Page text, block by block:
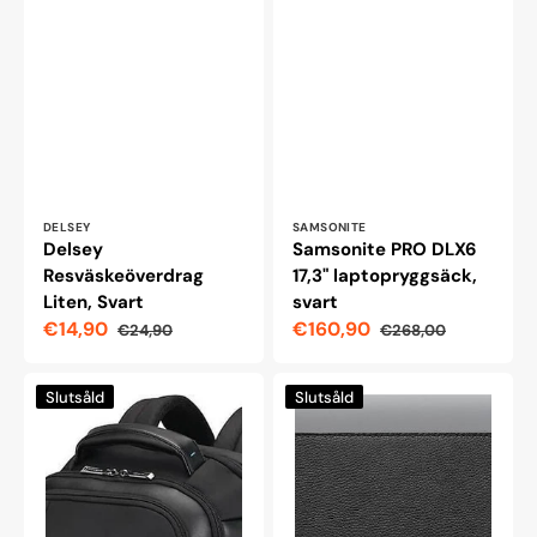
Leverantör:
DELSEY
Delsey
Resväskeöverdrag
Liten, Svart
Reapris
€14,90
Ordinarie
€24,90
Leverantör:
SAMSONITE
Samsonite PRO DLX6
17,3" laptopryggsäck,
svart
Reapris
€160,90
Ordinarie
€268,00
Samsonite
Spectrolite
Laptopryggsäck
15,6",
Svart
Slutsåld
Läderfodral
ullnöt
för
13-
tums
MacBook
Slutsåld